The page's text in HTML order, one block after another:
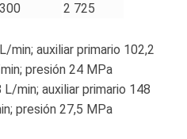
2 725
min; auxiliar primario 102,2
presión 24 MPa
min; auxiliar primario 148
presión 27,5 MPa